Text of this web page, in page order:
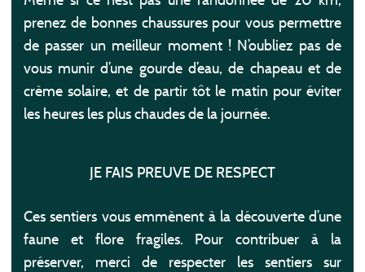
prenez de bonnes chaussures pour vous permettre
de passer un meilleur moment ! N’oubliez pas de
vous munir d’une gourde d’eau, de chapeau et de
crème solaire, et de partir tôt le matin pour éviter
les heures les plus chaudes de la journée.
JE FAIS PREUVE DE RESPECT
Ces sentiers vous emmènent à la découverte d’une
faune et flore fragiles. Pour contribuer à la
préserver, merci de respecter les sentiers sur